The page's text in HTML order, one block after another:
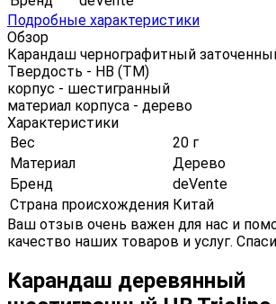
Подробные характеристики
Обзор
Карандаш чернографитный
Твердость - НВ (ТМ)
корпус - шестигранный
материал корпуса - дерево
Характеристики
Вес
20 г
Материал
Дерево
Бренд
deVente
Страна происхождения Китай
Ваш отзыв очень важен для нас и
качество наших товаров и услуг.
Карандаш деревянный